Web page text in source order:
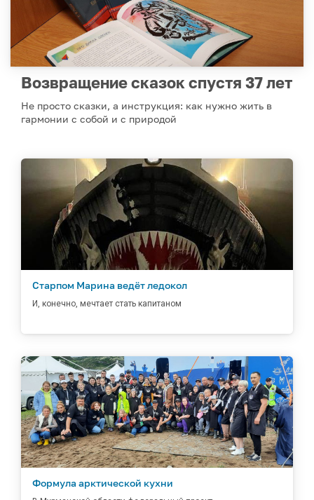
Возвращение сказок спустя 37 лет
Не просто сказки, а инструкция: как нужно жить в
гармонии с собой и с природой
Старпом Марина ведёт ледокол
И, конечно, мечтает стать капитаном
Формула арктической кухни